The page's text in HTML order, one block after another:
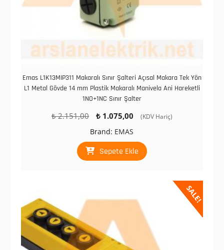
Emas L1K13MIP311 Makaralı Sınır Şalteri Açısal Makara Tek Yön
L1 Metal Gövde 14 mm Plastik Makaralı Manivela Ani Hareketli
1NO+1NC Sınır Şalter
₺2.151,00
Orijinal
₺ 2.151,00.
₺1.075,00
Şu
₺ 1.075,00.
(KDV Hariç)
Brand: EMAS
Sepete Ekle
SALE!